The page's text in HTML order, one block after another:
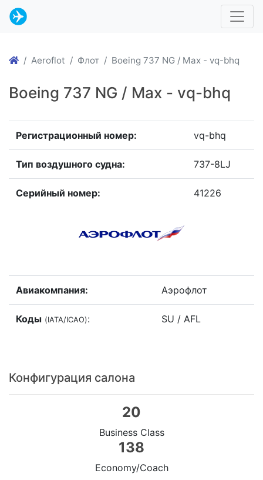
Aeroflot Флот Boeing 737 NG / Max - vq-bhq
Boeing 737 NG / Max - vq-bhq
Регистрационный номер: vq-bhq
Тип воздушного судна: 737-8LJ
Серийный номер: 41226
Авиакомпания: Аэрофлот
Коды (IATA/ICAO): SU / AFL
Конфигурация салона
20
Business Class
138
Economy/Coach